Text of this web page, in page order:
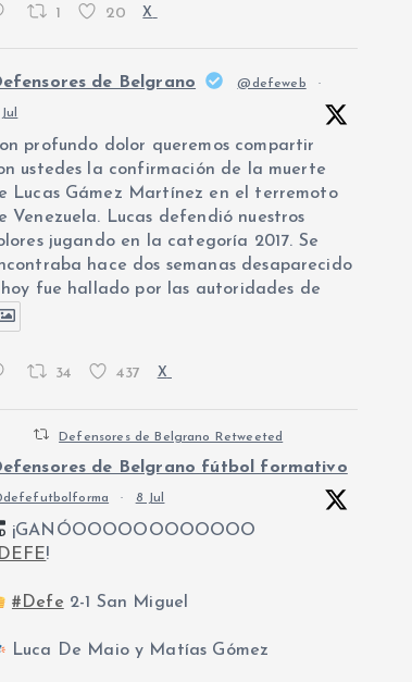
1 20 X
de Belgrano @defeweb ·
profundo dolor queremos compartir
ustedes la confirmación de la muerte
Lucas Gámez Martínez en el terremoto
Venezuela. Lucas defendió nuestros
jugando en la categoría 2017. Se
hace dos semanas desaparecido
fue hallado por las autoridades de
34 437 X
Defensores de Belgrano Retweeted
de Belgrano fútbol formativo
· 8 Jul
¡GANÓOOOOOOOOOOOO
!
#Defe 2-1 San Miguel
Luca De Maio y Matías Gómez